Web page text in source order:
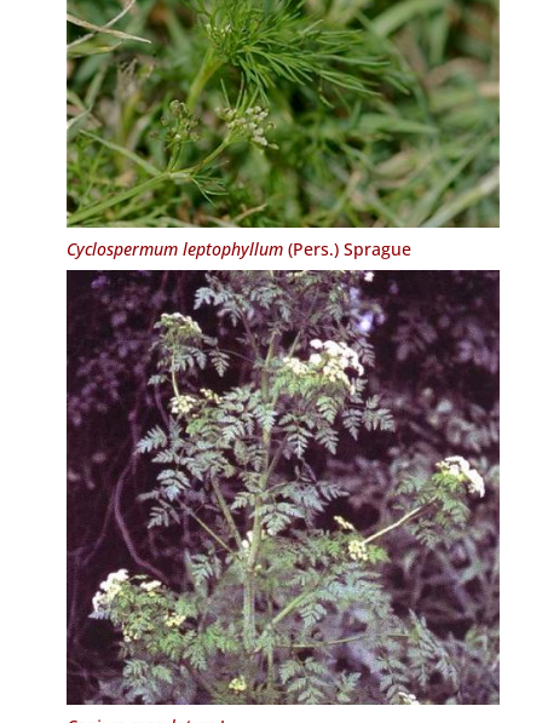
Cyclospermum leptophyllum(Pers.) Sprague